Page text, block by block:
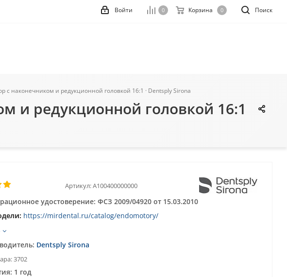
Поиск
0 Корзина 0
Войти
с наконечником и редукционной головкой 16:1 · Dentsply Sirona
и редукционной головкой 16:1
Артикул:A100400000000
удостоверение: ФСЗ 2009/04920 от 15.03.2010
https://mirdental.ru/catalog/endomotory/
Dentsply Sirona
3702
1 год